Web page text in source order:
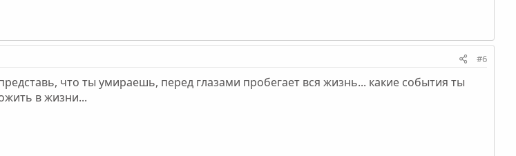
#6
что ты умираешь, перед глазами пробегает вся жизнь... какие события ты
в жизни...